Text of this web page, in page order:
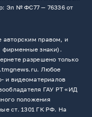
Эл № ФС77 — 76336 от
авторским правом, и
фирменные знаки).
разрешено только
Любое
и видеоматериалов
ГАУ РТ «ИД
положения
ст. 1301 ГК РФ. На